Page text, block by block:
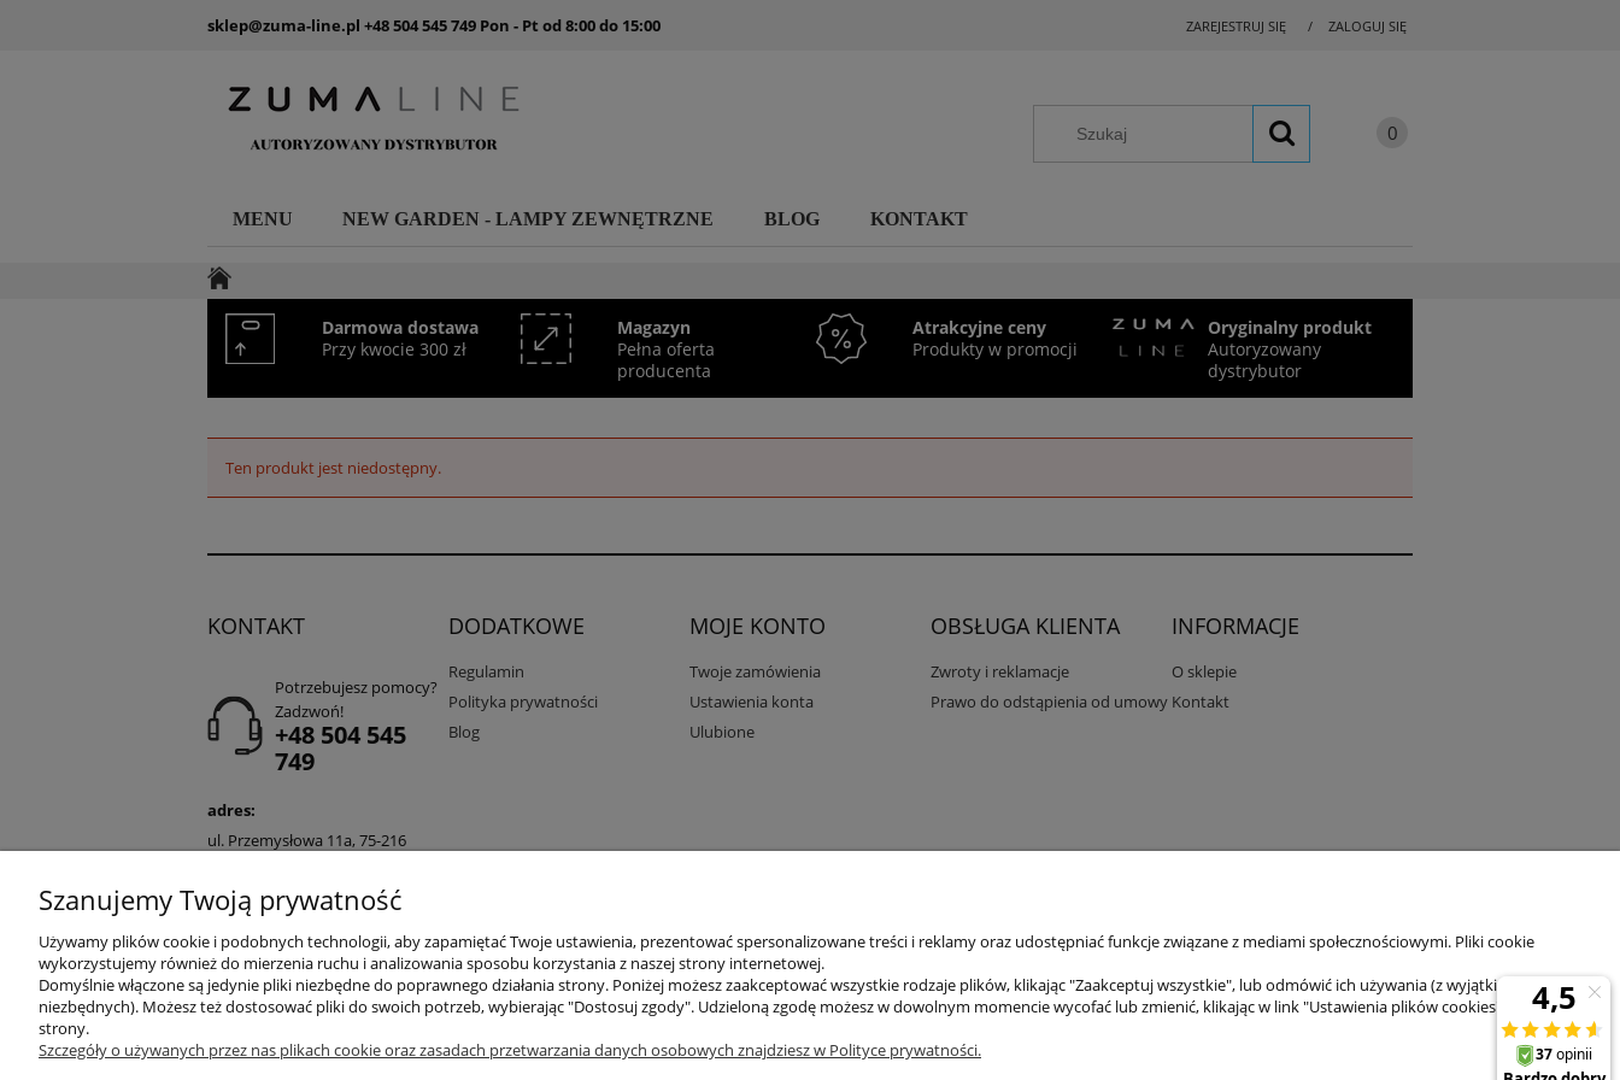
ZAREJESTRUJ SIĘ ZALOGUJ SIĘ
sklep@zuma-line.pl +48 504 545 749 Pon - Pt od 8:00 do 15:00
MENU NEW GARDEN - LAMPY ZEWNĘTRZNE BLOG KONTAKT
Darmowa dostawa
Przy kwocie 300 zł
Magazyn
Pełna oferta
producenta
Atrakcyjne ceny
Produkty w promocji
Oryginalny produkt
Autoryzowany
dystrybutor
Ten produkt jest niedostępny.
KONTAKT
Potrzebujesz pomocy?
Zadzwoń!
+48 504 545
749
adres:
ul. Przemysłowa 11a, 75-216
DODATKOWE
Regulamin
Polityka prywatności
Blog
MOJE KONTO
Twoje zamówienia
Ustawienia konta
Ulubione
OBSŁUGA KLIENTA
Zwroty i reklamacje
Prawo do odstąpienia od umowy
INFORMACJE
O sklepie
Kontakt
Zuma Line// ul. Przemysłowa 11a, 75-216 Koszalin //NIP669-050-03-43 // Tel.: 504 545 749//E-mail: sklep@zuma-line.pl
Sklep internetowy Shoper.pl
Szanujemy Twoją prywatność
Używamy plików cookie i podobnych technologii, aby zapamiętać Twoje ustawienia, prezentować spersonalizowane treści i reklamy oraz udostępniać funkcje związane z mediami społecznościowymi. Pliki cookie
wykorzystujemy również do mierzenia ruchu i analizowania sposobu korzystania z naszej strony internetowej.
Domyślnie włączone są jedynie pliki niezbędne do poprawnego działania strony. Poniżej możesz zaakceptować wszystkie rodzaje plików, klikając "Zaakceptuj wszystkie", lub odmówić ich używania (z wyjątkiem
niezbędnych). Możesz też dostosować pliki do swoich potrzeb, wybierając "Dostosuj zgody". Udzieloną zgodę możesz w dowolnym momencie wycofać lub zmienić, klikając w link "Ustawienia plików cookies" na dole
strony.
Szczegóły o używanych przez nas plikach cookie oraz zasadach przetwarzania danych osobowych znajdziesz w Polityce prywatności.